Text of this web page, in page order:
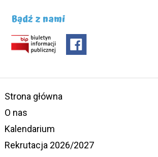
Bądź z nami
Strona główna
O nas
Kalendarium
Rekrutacja 2026/2027